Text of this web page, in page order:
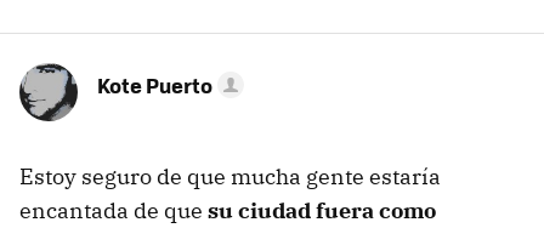
Kote Puerto
Estoy seguro de que mucha gente estaría
encantada de que su ciudad fuera como